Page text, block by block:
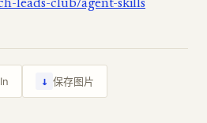
leads-club/agent-skills
↓ 保存图片